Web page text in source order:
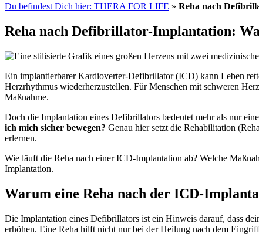
Du befindest Dich hier: THERA FOR LIFE » Reha nach
Reha nach Defibrillator-Implantation:
Ein implantierbarer Kardioverter-Defibrillator (ICD) kann Leben
Herzrhythmus wiederherzustellen. Für Menschen mit schweren
Maßnahme.
Doch die Implantation eines Defibrillators bedeutet mehr als nur
ich mich sicher bewegen? Genau hier setzt die Rehabilitation
erlernen.
Wie läuft die Reha nach einer ICD-Implantation ab? Welche
Implantation.
Warum eine Reha nach der ICD-
Die Implantation eines Defibrillators ist ein Hinweis darauf, dass
erhöhen. Eine Reha hilft nicht nur bei der Heilung nach dem